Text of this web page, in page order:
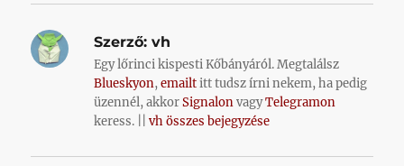
Szerző: vh
Egy lőrinci kispesti Kőbányáról. Megtalálsz
Blueskyon,emailtitt tudsz írni nekem, ha pedig
üzennél, akkorSignalonvagyTelegramon
keress. ||vh összes bejegyzése